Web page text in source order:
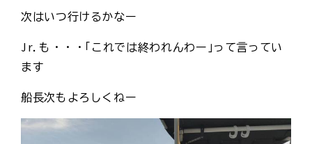
次はいつ行けるかなー
Jr.も・・・｢これでは終われんわー｣って言ってい
ます
船長次もよろしくねー